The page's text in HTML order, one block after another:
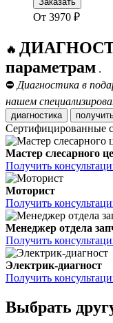
От 3970 ₽
🔥
параметрам .
⛔ Диагностика в
нашем
диагностика
Сертифицированные
Мастер слесарного
Получить
Моторист
Получить
Менеджер отдела
Получить
Электрик-диагност
Получить
Выбрать